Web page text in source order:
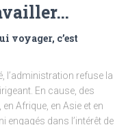
voyager, c’est
l’administration refuse la
En cause, des
Afrique, en Asie et en
engagés dans l’intérêt de